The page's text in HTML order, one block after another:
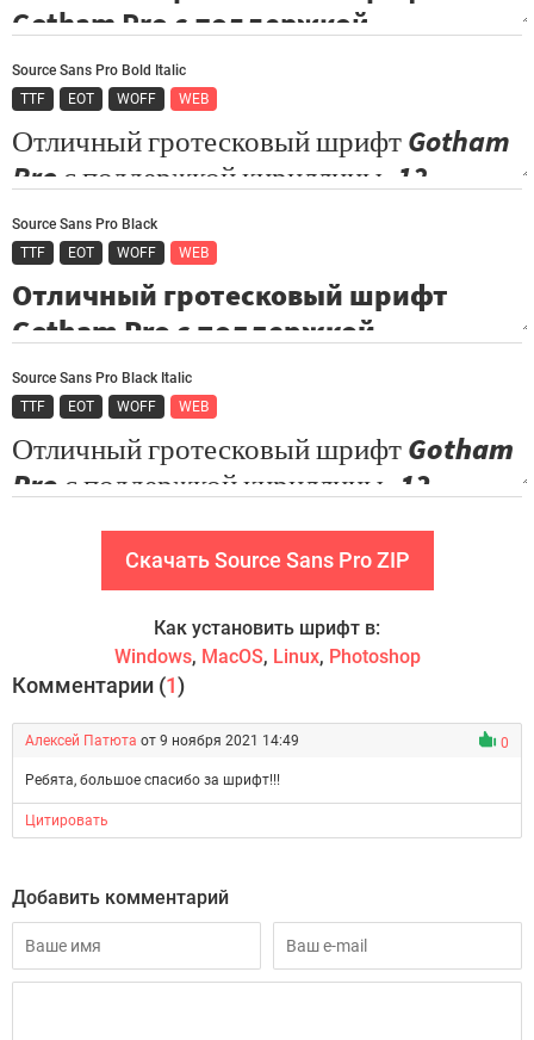
Source Sans Pro Bold Italic
TTF
EOT WOFF WEB
Source Sans Pro Black
TTF
EOT WOFF WEB
Source Sans Pro Black Italic
TTF
EOT WOFF WEB
Скачать Source Sans Pro ZIP
Как установить шрифт в:
Windows, MacOS, Linux, Photoshop
Комментарии (1)
Алексей Патюта от 9 ноября 2021 14:49 0
Ребята, большое спасибо за шрифт!!!
Цитировать
Добавить комментарий